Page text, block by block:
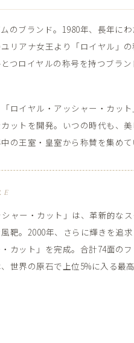
の​ブランド。​1980年、​長年に​
リアナ女王より​「ロイヤル」の​
つロイヤルの​称号を​持つブラン
「ロイヤル・アッシャー・カッ
ットを​開発。​いつの​時代も、​美
の​王室・皇室から​称賛を​集めて
ャー・カット」は、​革新的な​ス
靶。​2000年、​さらに​輝きを​追
カット」を​完成。​合計74面の​
世界の​原石で​上位5%に​入る​最